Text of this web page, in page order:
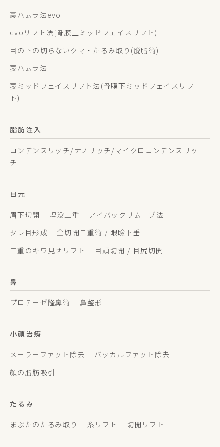
裏ハムラ法evo
evoリフト法(骨膜上ミッドフェイスリフト)
目の下の切らないクマ・たるみ取り(脱脂術)
表ハムラ法
表ミッドフェイスリフト法(骨膜下ミッドフェイスリフ
ト)
脂肪注入
コンデンスリッチ/ナノリッチ/マイクロコンデンスリッ
チ
目元
眉下切開 埋没二重
アイバックリムーブ法
タレ目形成
全切開二重術 / 眼瞼下垂
二重のキワ見せリフト
目頭切開 / 目尻切開
鼻
プロテーゼ隆鼻術 鼻整形
小顔治療
メーラーファット除去
バッカルファット除去
顔の脂肪吸引
たるみ
まぶたのたるみ取り 糸リフト 切開リフト